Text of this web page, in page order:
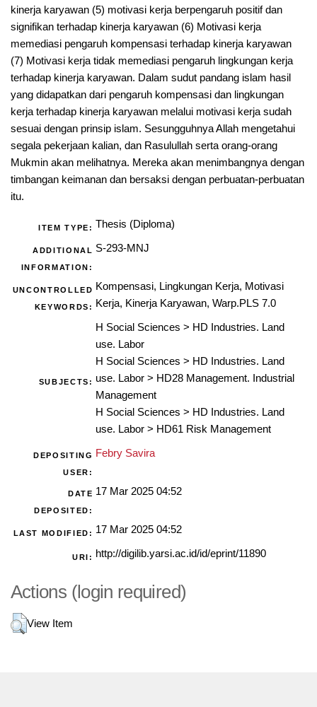
kinerja karyawan (5) motivasi kerja berpengaruh positif dan
signifikan terhadap kinerja karyawan (6) Motivasi kerja
memediasi pengaruh kompensasi terhadap kinerja karyawan
(7) Motivasi kerja tidak memediasi pengaruh lingkungan kerja
terhadap kinerja karyawan. Dalam sudut pandang islam hasil
yang didapatkan dari pengaruh kompensasi dan lingkungan
kerja terhadap kinerja karyawan melalui motivasi kerja sudah
sesuai dengan prinsip islam. Sesungguhnya Allah mengetahui
segala pekerjaan kalian, dan Rasulullah serta orang-orang
Mukmin akan melihatnya. Mereka akan menimbangnya dengan
timbangan keimanan dan bersaksi dengan perbuatan-perbuatan
itu.
ITEM TYPE: Thesis (Diploma)
ADDITIONAL
INFORMATION:
S-293-MNJ
UNCONTROLLED
KEYWORDS:
Kompensasi, Lingkungan Kerja, Motivasi
Kerja, Kinerja Karyawan, Warp.PLS 7.0
SUBJECTS:
H Social Sciences > HD Industries. Land
use. Labor
H Social Sciences > HD Industries. Land
use. Labor> HD28 Management. Industrial
Management
H Social Sciences > HD Industries. Land
use. Labor> HD61 Risk Management
DEPOSITING
USER:
Febry Savira
DATE
DEPOSITED:
17 Mar 2025 04:52
LAST MODIFIED: 17 Mar 2025 04:52
URI: http://digilib.yarsi.ac.id/id/eprint/11890
Actions (login required)
View Item